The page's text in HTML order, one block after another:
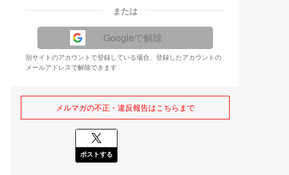
または
Googleで解除
別サイトのアカウントで登録している場合、登録したアカウントの
メールアドレスで解除できます
メルマガの不正・違反報告はこちらまで
ポストする